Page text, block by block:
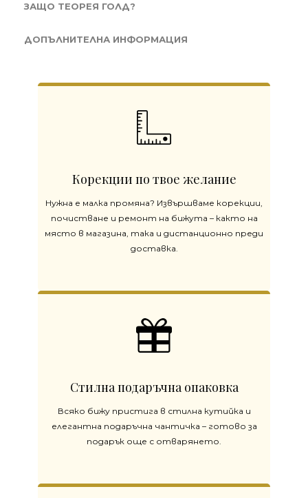
ЗАЩО ТЕОРЕЯ ГОЛД?
ДОПЪЛНИТЕЛНА ИНФОРМАЦИЯ
Корекции по твое желание
Нужна е малка промяна? Извършваме корекции,
почистване и ремонт на бижута – както на
място в магазина, така и дистанционно преди
доставка.
Стилна подаръчна опаковка
Всяко бижу пристига в стилна кутийка и
елегантна подаръчна чантичка – готово за
подарък още с отварянето.